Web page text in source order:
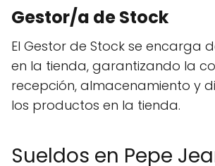
Gestor/a de Stock
El Gestor de Stock se encarga
en la tienda, garantizando la
recepción, almacenamiento y
los productos en la tienda.
Sueldos en Pepe